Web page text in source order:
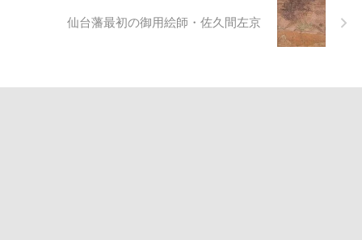
仙台藩最初の御用絵師・佐久間左京